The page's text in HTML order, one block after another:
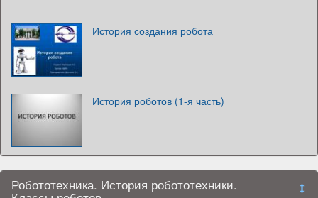
История создания робота
История роботов (1-я часть)
Робототехника. История робототехники.